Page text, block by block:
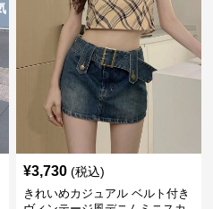
¥3,730 (税込)
きれいめカジュアル ベルト付き